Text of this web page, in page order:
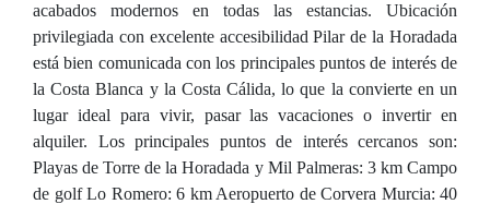
acabados modernos en todas las estancias. Ubicación
privilegiada con excelente accesibilidad Pilar de la Horadada
está bien comunicada con los principales puntos de interés de
la Costa Blanca y la Costa Cálida, lo que la convierte en un
lugar ideal para vivir, pasar las vacaciones o invertir en
alquiler. Los principales puntos de interés cercanos son:
Playas de Torre de la Horadada y Mil Palmeras: 3 km Campo
de golf Lo Romero: 6 km Aeropuerto de Corvera Murcia: 40